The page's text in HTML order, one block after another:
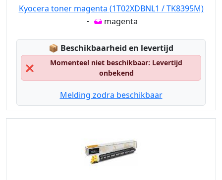
Kyocera toner magenta (1T02XDBNL1 / TK8395M)
Eigenschaft:
magenta
📦 Lagerstatus:
Beschikbaarheid en levertijd
❌
Momenteel niet beschikbaar: Levertijd
onbekend
Melding zodra beschikbaar